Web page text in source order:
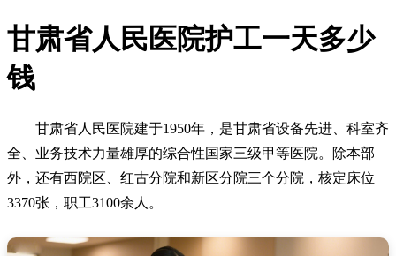
甘肃省人民医院护工一天多少
钱
甘肃省人民医院建于1950年，是甘肃省设备先进、科室齐
全、业务技术力量雄厚的综合性国家三级甲等医院。除本部
外，还有西院区、红古分院和新区分院三个分院，核定床位
3370张，职工3100余人。